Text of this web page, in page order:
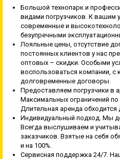
Большой технопарк и
видами погрузчиков. К вашим
современные и
безупречными
Лояльные цены, отсутствие
постоянных клиентов у нас
оптовых – скидки. Особыми
воспользоваться компании,
долговременные договоры.
Предоставляем погрузчики в
Максимальных ограничений по
Длительная аренда обходится
Индивидуальный подход. Мы
Всегда выслушиваем и
заказчиков. Взятые на себя
и на 100%.
Сервисная поддержка 24/7.